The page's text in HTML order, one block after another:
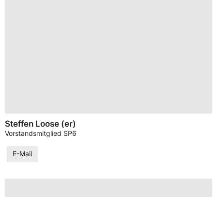
Steffen Loose (er)
Vorstandsmitglied SP6
E-Mail